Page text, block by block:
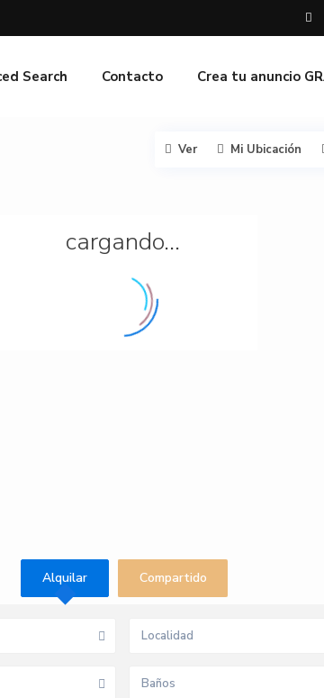
Search Contacto Crea tu anuncio
cargando...
Ver Mi Ubicación
Alquilar Compartido
Baños